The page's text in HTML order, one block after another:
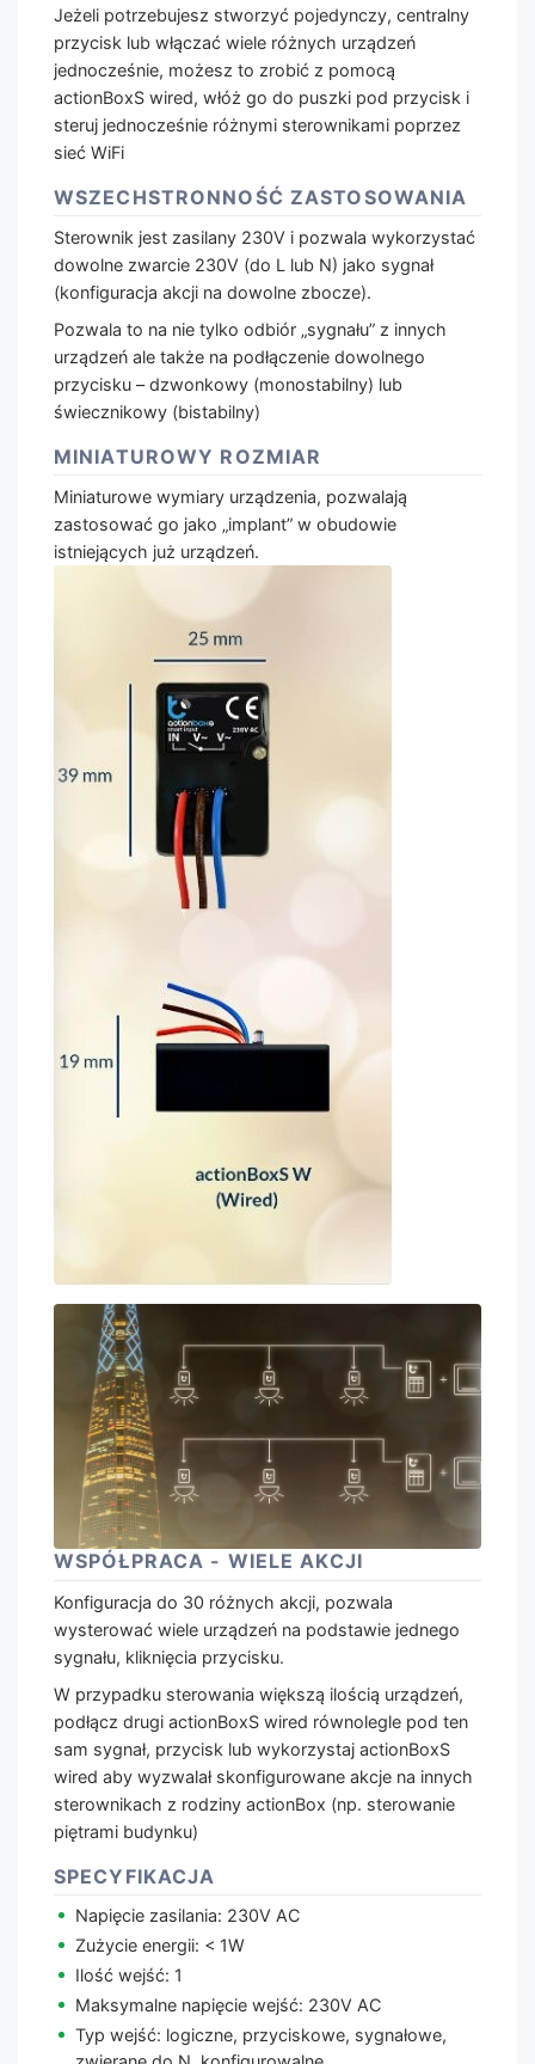
Jeżeli potrzebujesz stworzyć pojedynczy, centralny
przycisk lub włączać wiele różnych urządzeń
jednocześnie, możesz to zrobić z pomocą
actionBoxS wired, włóż go do puszki pod przycisk i
steruj jednocześnie różnymi sterownikami poprzez
sieć WiFi
WSZECHSTRONNOŚĆ ZASTOSOWANIA
Sterownik jest zasilany 230V i pozwala wykorzystać
dowolne zwarcie 230V (do L lub N) jako sygnał
(konfiguracja akcji na dowolne zbocze).
Pozwala to na nie tylko odbiór „sygnału” z innych
urządzeń ale także na podłączenie dowolnego
przycisku – dzwonkowy (monostabilny) lub
świecznikowy (bistabilny)
MINIATUROWY ROZMIAR
Miniaturowe wymiary urządzenia, pozwalają
zastosować go jako „implant” w obudowie
istniejących już urządzeń.
WSPÓŁPRACA - WIELE AKCJI
Konfiguracja do 30 różnych akcji, pozwala
wysterować wiele urządzeń na podstawie jednego
sygnału, kliknięcia przycisku.
W przypadku sterowania większą ilością urządzeń,
podłącz drugi actionBoxS wired równolegle pod ten
sam sygnał, przycisk lub wykorzystaj actionBoxS
wired aby wyzwalał skonfigurowane akcje na innych
sterownikach z rodziny actionBox (np. sterowanie
piętrami budynku)
SPECYFIKACJA
Napięcie zasilania: 230V AC
Zużycie energii: < 1W
Ilość wejść: 1
Maksymalne napięcie wejść: 230V AC
Typ wejść: logiczne, przyciskowe, sygnałowe,